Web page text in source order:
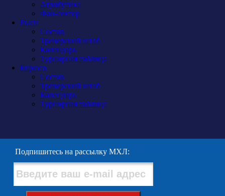
Атрибутика
Фан-сектор
Рыси
Состав
Тренерский штаб
Календарь
Турнирная таблица
Бирюса
Состав
Тренерский штаб
Календарь
Турнирная таблица
Подпишитесь на рассылку МХЛ: